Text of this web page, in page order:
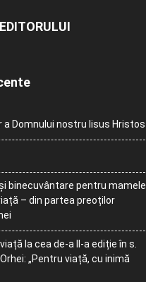
a Domnului nostru Iisus Hristos
binecuvântare pentru mamele
– din partea preoților
la cea de-a II-a ediție în s.
„Pentru viață, cu inimă